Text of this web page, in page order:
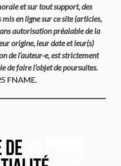
et sur tout support, des
en ligne sur ce site (articles,
autorisation préalable de la
origine, leur date et leur(s)
de l’auteur-e, est strictement
de faire l’objet de poursuites.
FNAME.